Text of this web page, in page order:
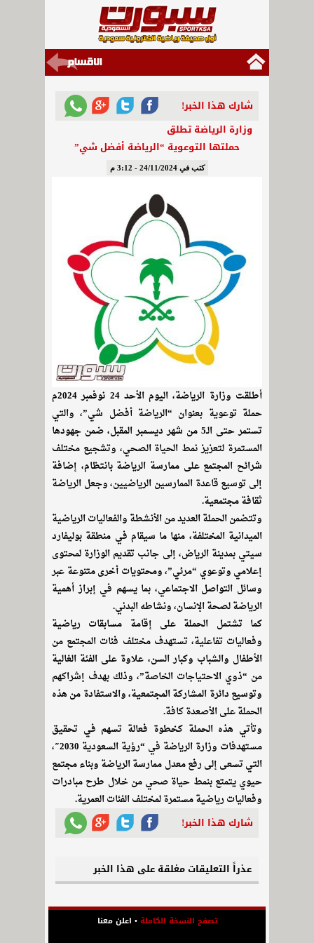
شارك هذا الخبر!
وزارة الرياضة تطلق
حملتها التوعوية “الرياضة أفضل شي”
كتب في 24/11/2024 - 3:12 م
أطلقت وزارة الرياضة، اليوم الأحد 24 نوفمبر 2024م
حملة توعوية بعنوان “الرياضة أفضل شي”، والتي
تستمر حتى الـ5 من شهر ديسمبر المقبل، ضمن جهودها
المستمرة لتعزيز نمط الحياة الصحي، وتشجيع مختلف
شرائح المجتمع على ممارسة الرياضة بانتظام، إضافة
إلى توسيع قاعدة الممارسين الرياضيين، وجعل الرياضة
ثقافة مجتمعية.
وتتضمن الحملة العديد من الأنشطة والفعاليات الرياضية
الميدانية المختلفة، منها ما سيقام في منطقة بوليفارد
سيتي بمدينة الرياض، إلى جانب تقديم الوزارة لمحتوى
إعلامي وتوعوي “مرئي”، ومحتويات أخرى متنوعة عبر
وسائل التواصل الاجتماعي، بما يسهم في إبراز أهمية
الرياضة لصحة الإنسان، ونشاطه البدني.
كما تشتمل الحملة على إقامة مسابقات رياضية
وفعاليات تفاعلية، تستهدف مختلف فئات المجتمع من
الأطفال والشباب وكبار السن، علاوة على الفئة الغالية
من “ذوي الاحتياجات الخاصة”، وذلك بهدف إشراكهم
وتوسيع دائرة المشاركة المجتمعية، والاستفادة من هذه
الحملة على الأصعدة كافة.
وتأتي هذه الحملة كخطوة فعالة تسهم في تحقيق
مستهدفات وزارة الرياضة في “رؤية السعودية 2030″،
التي تسعى إلى رفع معدل ممارسة الرياضة وبناء مجتمع
حيوي يتمتع بنمط حياة صحي من خلال طرح مبادرات
وفعاليات رياضية مستمرة لمختلف الفئات العمرية.
شارك هذا الخبر!
عذراً التعليقات مغلقة على هذا الخبر
تصفح النسخة الكاملة• اعلن معنا